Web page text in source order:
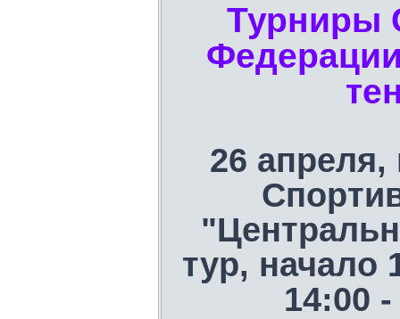
Турниры
26 апреля,
тур, начало
14:00